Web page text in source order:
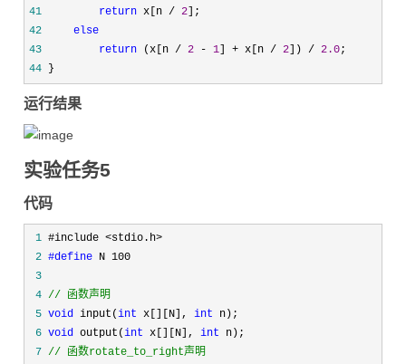
41
return x[n / 2
42
else
43
return (x[n / 2 - 1 ] + x[n / 2 ]) / 2.0
44 }
运行结果
实验任务5
代码
1
2 #define
3
4 // 函数声明
5 void input(int x[][N], int
6 void output(int x[][N], int
7 // 函数rotate_to_right声明